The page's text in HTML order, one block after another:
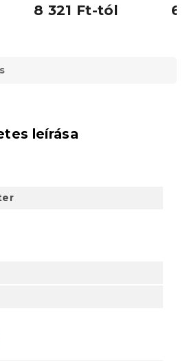
8 321 Ft-tól 6
leírása